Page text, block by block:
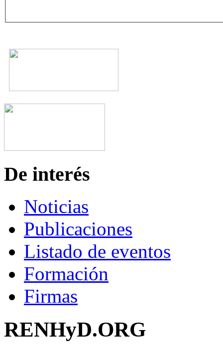
De interés
Noticias
Publicaciones
Listado de eventos
Formación
Firmas
RENHyD.ORG